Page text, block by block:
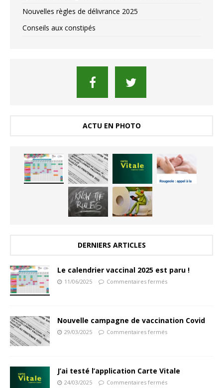
Nouvelles règles de délivrance 2025
Conseils aux constipés
ACTU EN PHOTO
DERNIERS ARTICLES
Le calendrier vaccinal 2025 est paru !
11/06/2025 Commentaires fermés
Nouvelle campagne de vaccination Covid
29/03/2025 Commentaires fermés
J’ai testé l’application Carte Vitale
24/03/2025 Commentaires fermés